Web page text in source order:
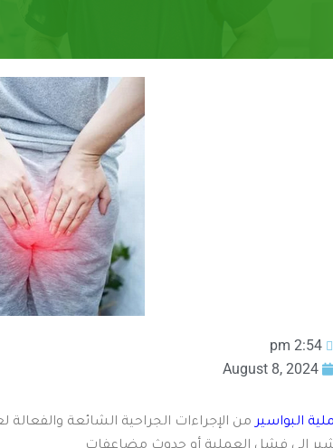
2:54 pm
August 8, 2024
البواسير من الإجراءات الجراحية الشائعة
إلى فشل العملية أو حدوث مضاعفات